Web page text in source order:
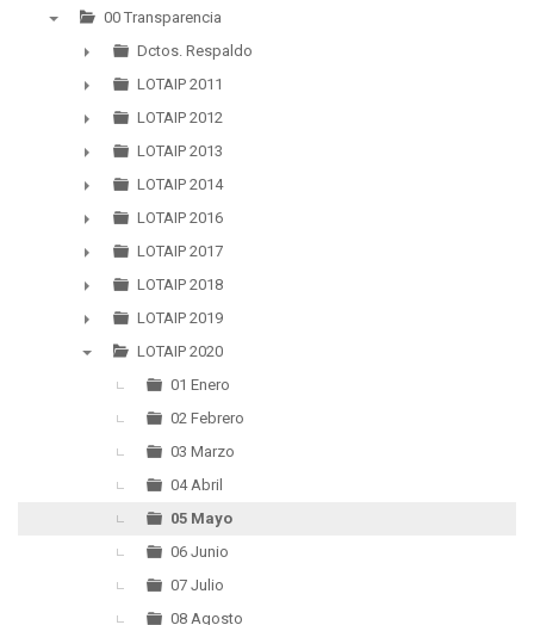
00 Transparencia
►
Dctos. Respaldo
►
LOTAIP 2011
►
LOTAIP 2012
►
LOTAIP 2013
►
LOTAIP 2014
►
LOTAIP 2016
►
LOTAIP 2017
►
LOTAIP 2018
►
LOTAIP 2019
LOTAIP 2020
01 Enero
02 Febrero
03 Marzo
04 Abril
05 Mayo
06 Junio
07 Julio
08 Agosto